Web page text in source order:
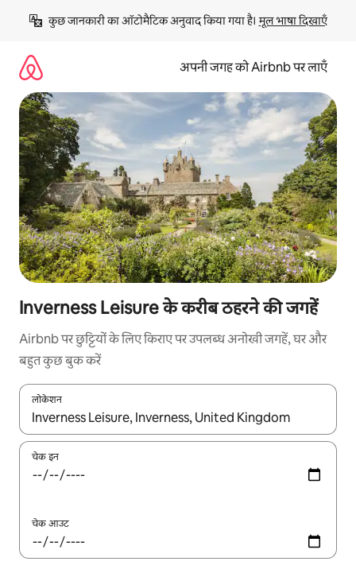
छोड़कर
कॉन्टेंट
कुछ जानकारी का ऑटोमैटिक अनुवाद किया गया है। मूल भाषा दिखाएँ
अपनी जगह को Airbnb पर लाएँ
Inverness Leisure के करीब ठहरने की जगहें
Airbnb पर छुट्टियों के लिए किराए पर उपलब्ध अनोखी जगहें, घर और
बहुत कुछ बुक करें
लोकेशन
नतीजों के उपलब्ध होने पर, अप और डाउन 'ऐरो की' का इस्तेमाल करके नेविगेट
चेक इन
चेक आउट